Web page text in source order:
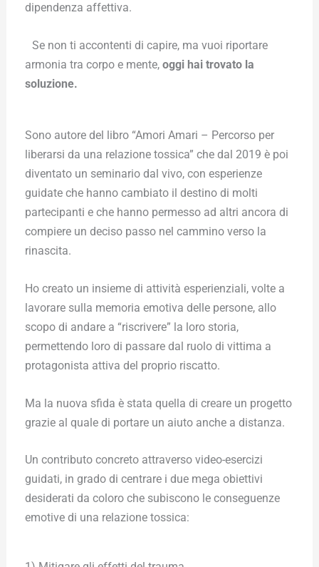
dipendenza affettiva.
Se non ti accontenti di capire, ma vuoi riportare
armonia tra corpo e mente, oggi hai trovato la
soluzione.
Sono autore del libro “Amori Amari – Percorso per
liberarsi da una relazione tossica” che dal 2019 è poi
diventato un seminario dal vivo, con esperienze
guidate che hanno cambiato il destino di molti
partecipanti e che hanno permesso ad altri ancora di
compiere un deciso passo nel cammino verso la
rinascita.
Ho creato un insieme di attività esperienziali, volte a
lavorare sulla memoria emotiva delle persone, allo
scopo di andare a “riscrivere” la loro storia,
permettendo loro di passare dal ruolo di vittima a
protagonista attiva del proprio riscatto.
Ma la nuova sfida è stata quella di creare un progetto
grazie al quale di portare un aiuto anche a distanza.
Un contributo concreto attraverso video-esercizi
guidati, in grado di centrare i due mega obiettivi
desiderati da coloro che subiscono le conseguenze
emotive di una relazione tossica: